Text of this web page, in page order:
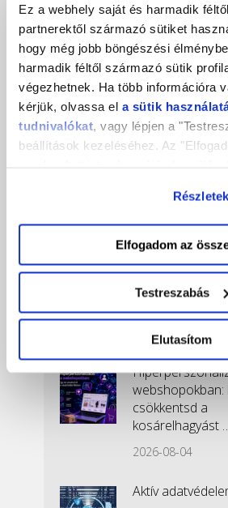
Ez a webhely saját és harmadik
partnerektől származó sütiket
hogy még jobb böngészési
harmadik féltől származó sütik
végezhetnek. Ha több információra
kérjük, olvassa el a sütik
tudnivalókat , vagy lépjen a
beállítások kezeléséhez. Az
nyomva csak a szükséges sütik
Elfogadom az
Testreszabás
Elutasítom
2023-08-14
Képek igény szerint – Midjourney
Legfrissebb cikkeink
webshopokban:
csökkentsd a
kosárelhagyást
2026-08-04
Aktív